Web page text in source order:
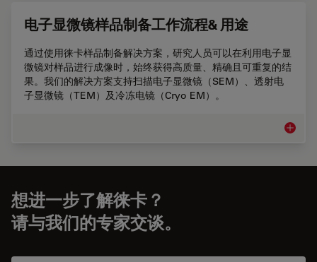
电子显微镜样品制备工作流程& 用途
通过使用徕卡样品制备解决方案，研究人员可以在利用电子显
微镜对样品进行成像时，始终获得高质量、精确且可重复的结
果。我们的解决方案支持扫描电子显微镜（SEM）、透射电
子显微镜（TEM）及冷冻电镜（Cryo EM）。
电子显
想进一步了解徕卡？
请与我们的专家交谈。